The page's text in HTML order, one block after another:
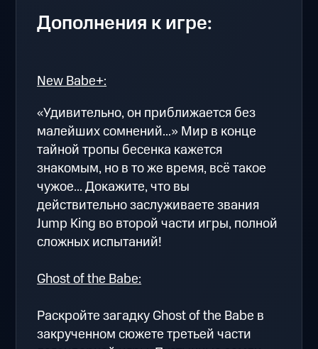
Дополнения к игре:
New Babe+:
«Удивительно, он приближается без
малейших сомнений...» Мир в конце
тайной тропы бесенка кажется
знакомым, но в то же время, всё такое
чужое... Докажите, что вы
действительно заслуживаете звания
Jump King во второй части игры, полной
сложных испытаний!
Ghost of the Babe:
Раскройте загадку Ghost of the Babe в
закрученном сюжете третьей части